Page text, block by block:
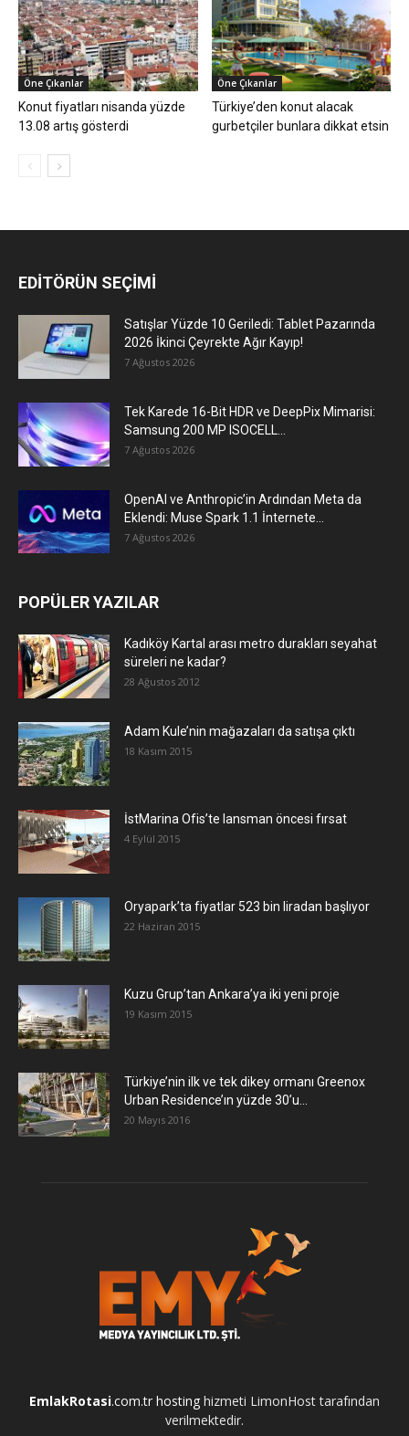
Öne Çıkanlar
Konut fiyatları nisanda yüzde
13.08 artış gösterdi
Öne Çıkanlar
Türkiye’den konut alacak
gurbetçiler bunlara dikkat etsin
EDİTÖRÜN SEÇİMİ
Satışlar Yüzde 10 Geriledi: Tablet Pazarında
2026 İkinci Çeyrekte Ağır Kayıp!
7 Ağustos 2026
Tek Karede 16-Bit HDR ve DeepPix Mimarisi:
Samsung 200 MP ISOCELL...
7 Ağustos 2026
OpenAI ve Anthropic’in Ardından Meta da
Eklendi: Muse Spark 1.1 İnternete...
7 Ağustos 2026
POPÜLER YAZILAR
Kadıköy Kartal arası metro durakları seyahat
süreleri ne kadar?
28 Ağustos 2012
Adam Kule’nin mağazaları da satışa çıktı
18 Kasım 2015
İstMarina Ofis’te lansman öncesi fırsat
4 Eylül 2015
Oryapark’ta fiyatlar 523 bin liradan başlıyor
22 Haziran 2015
​Kuzu Grup’tan Ankara’ya iki yeni proje
19 Kasım 2015
Türkiye’nin ilk ve tek dikey ormanı Greenox
Urban Residence’ın yüzde 30’u...
20 Mayıs 2016
EmlakRotasi.com.tr hosting hizmeti LimonHost tarafından
verilmektedir.